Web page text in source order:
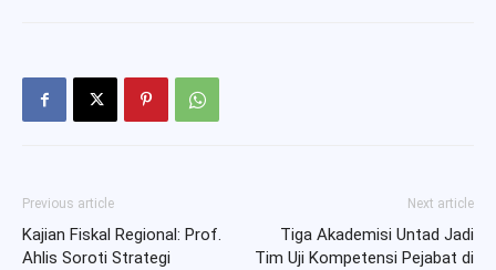
Previous article
Kajian Fiskal Regional: Prof.
Ahlis Soroti Strategi
Next article
Tiga Akademisi Untad Jadi
Tim Uji Kompetensi Pejabat di